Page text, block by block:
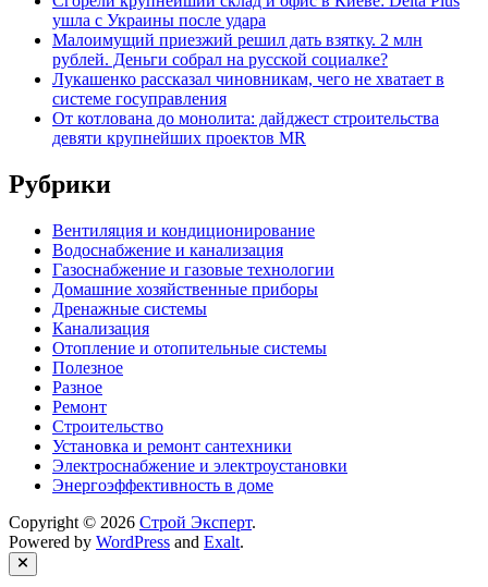
ушла с Украины после удара
Малоимущий приезжий решил дать взятку. 2 млн
рублей. Деньги собрал на русской социалке?
Лукашенко рассказал чиновникам, чего не хватает в
системе госуправления
От котлована до монолита: дайджест строительства
девяти крупнейших проектов MR
Рубрики
Вентиляция и кондиционирование
Водоснабжение и канализация
Газоснабжение и газовые технологии
Домашние хозяйственные приборы
Дренажные системы
Канализация
Отопление и отопительные системы
Полезное
Разное
Ремонт
Строительство
Установка и ремонт сантехники
Электроснабжение и электроустановки
Энергоэффективность в доме
Copyright © 2026 Строй Эксперт.
Powered by WordPress and Exalt.
Close